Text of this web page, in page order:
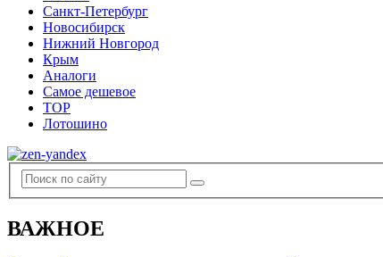
Санкт-Петербург
Новосибирск
Нижний Новгород
Крым
Аналоги
Самое дешевое
TOP
Лотошино
ВАЖНОЕ